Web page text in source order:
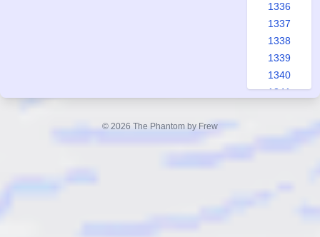
1336
1337
1338
1339
1340
1341
© 2026 The Phantom by Frew